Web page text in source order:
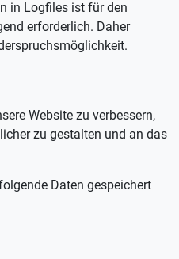
in Logfiles ist für den
erforderlich. Daher
Website zu verbessern,
zu gestalten und an das
Daten gespeichert